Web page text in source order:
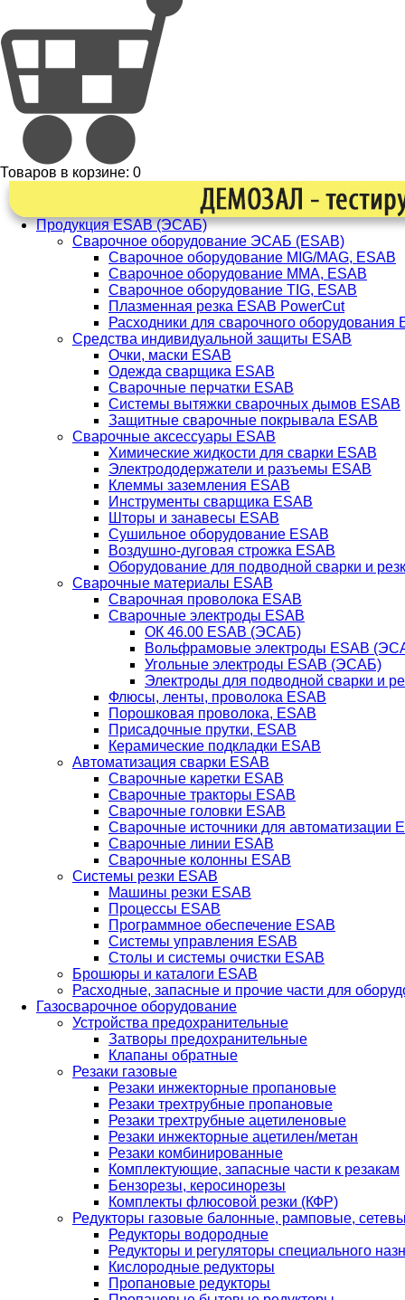
Товаров в корзине: 0
Продукция ESAB (ЭСАБ)
Сварочное оборудование ЭСАБ (ESAB)
Сварочное оборудование MIG/MAG, ESAB
Сварочное оборудование ММА, ESAB
Сварочное оборудование TIG, ESAB
Плазменная резка ESAB PowerCut
Расходники для сварочного оборудования
Средства индивидуальной защиты ESAB
Очки, маски ESAB
Одежда сварщика ESAB
Сварочные перчатки ESAB
Системы вытяжки сварочных дымов ESAB
Защитные сварочные покрывала ESAB
Сварочные аксессуары ESAB
Химические жидкости для сварки ESAB
Электрододержатели и разъемы ESAB
Клеммы заземления ESAB
Инструменты сварщика ESAB
Шторы и занавесы ESAB
Сушильное оборудование ESAB
Воздушно-дуговая строжка ESAB
Оборудование для подводной сварки и
Сварочные материалы ESAB
Сварочная проволока ESAB
Сварочные электроды ESAB
ОК 46.00 ESAB (ЭСАБ)
Вольфрамовые электроды ESAB
Угольные электроды ESAB (ЭСАБ)
Электроды для подводной сварки и
Флюсы, ленты, проволока ESAB
Порошковая проволока, ESAB
Присадочные прутки, ESAB
Керамические подкладки ESAB
Автоматизация сварки ESAB
Сварочные каретки ESAB
Сварочные тракторы ESAB
Сварочные головки ESAB
Сварочные источники для автоматизации
Сварочные линии ESAB
Сварочные колонны ESAB
Системы резки ESAB
Машины резки ESAB
Процессы ESAB
Программное обеспечение ESAB
Системы управления ESAB
Столы и системы очистки ESAB
Брошюры и каталоги ESAB
Расходные, запасные и прочие части для
Газосварочное оборудование
Устройства предохранительные
Затворы предохранительные
Клапаны обратные
Резаки газовые
Резаки инжекторные пропановые
Резаки трехтрубные пропановые
Резаки трехтрубные ацетиленовые
Резаки инжекторные ацетилен/метан
Резаки комбинированные
Комплектующие, запасные части к резакам
Бензорезы, керосинорезы
Комплекты флюсовой резки (КФР)
Редукторы газовые балонные, рамповые,
Редукторы водородные
Редукторы и регуляторы специального
Кислородные редукторы
Пропановые редукторы